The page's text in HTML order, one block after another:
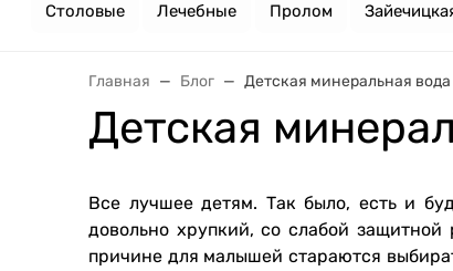
Столовые Лечебные Пролом
Главная Блог Детская минеральная вода
Детская
Все лучшее детям. Так было, есть и
довольно хрупкий, со слабой
причине для малышей стараются